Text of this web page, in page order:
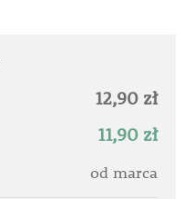
12,90 zł
11,90 zł
od marca